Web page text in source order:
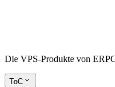
Die VPS-Produkte von
ToC